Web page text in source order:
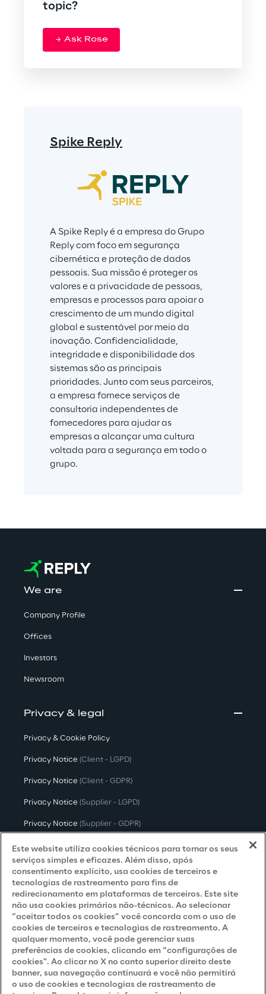
topic?
Ask Rose
Spike Reply
A Spike Reply é a empresa do Grupo
Reply com foco em segurança
cibernética e proteção de dados
pessoais. Sua missão é proteger os
valores e a privacidade de pessoas,
empresas e processos para apoiar o
crescimento de um mundo digital
global e sustentável por meio da
inovação. Confidencialidade,
integridade e disponibilidade dos
sistemas são as principais
prioridades. Junto com seus parceiros,
a empresa fornece serviços de
consultoria independentes de
fornecedores para ajudar as
empresas a alcançar uma cultura
voltada para a segurança em todo o
grupo.
We are
Company Profile
Offices
Investors
Newsroom
Privacy & legal
Privacy & Cookie Policy
Privacy Notice (Client - LGPD)
Privacy Notice (Client - GDPR)
Privacy Notice (Supplier - LGPD)
Privacy Notice (Supplier - GDPR)
Privacy Notice (Candidate - LGPD)
Privacy Notice (Candidate - GDPR)
Privacy Notice
Accessibility Statement
Careers
Contacts
Este website utiliza cookies técnicos para tornar os seus
serviços simples e eficazes. Além disso, após
consentimento explícito, usa cookies de terceiros e
tecnologias de rastreamento para fins de
redirecionamento em plataformas de terceiros. Este site
não usa cookies primários não-técnicos. Ao selecionar
“aceitar todos os cookies” você concorda com o uso de
cookies de terceiros e tecnologias de rastreamento. A
qualquer momento, você pode gerenciar suas
preferências de cookies, clicando em “configurações de
cookies". Ao clicar no X no canto superior direito deste
banner, sua navegação continuará e você não permitirá
o uso de cookies e tecnologias de rastreamento de